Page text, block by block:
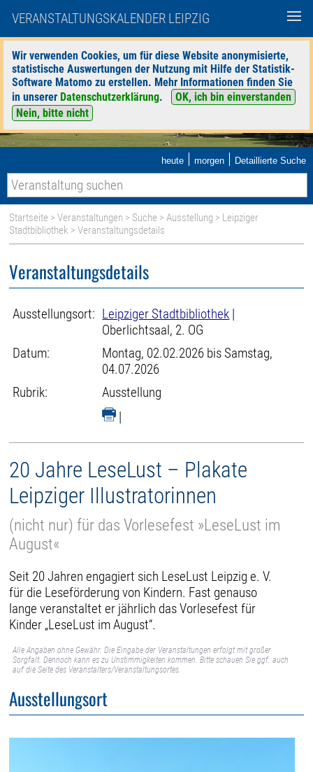
VERANSTALTUNGSKALENDER LEIPZIG
Wir verwenden Cookies, um für diese Website anonymisierte,
statistische Auswertungen der Nutzung mit Hilfe der Statistik-
Software Matomo zu erstellen. Mehr Informationen finden Sie
in unserer Datenschutzerklärung.
OK, ich bin einverstanden
Nein, bitte nicht
heute | morgen | Detaillierte Suche
Startseite >Veranstaltungen > Suche >Ausstellung > Leipziger
Stadtbibliothek > Veranstaltungsdetails
Veranstaltungsdetails
Ausstellungsort: Leipziger Stadtbibliothek |
Oberlichtsaal, 2. OG
Datum:
Montag, 02.02.2026 bis Samstag,
04.07.2026
Rubrik:
Ausstellung
|
20 Jahre LeseLust – Plakate
Leipziger Illustratorinnen
(nicht nur) für das Vorlesefest »LeseLust im
August«
Seit 20 Jahren engagiert sich LeseLust Leipzig e. V.
für die Leseförderung von Kindern. Fast genauso
lange veranstaltet er jährlich das Vorlesefest für
Kinder „LeseLust im August“.
Alle Angaben ohne Gewähr. Die Eingabe der Veranstaltungen erfolgt mit großer
Sorgfalt. Dennoch kann es zu Unstimmigkeiten kommen. Bitte schauen Sie ggf. auch
auf die Seite des Veranstalters/Veranstaltungsortes.
Ausstellungsort